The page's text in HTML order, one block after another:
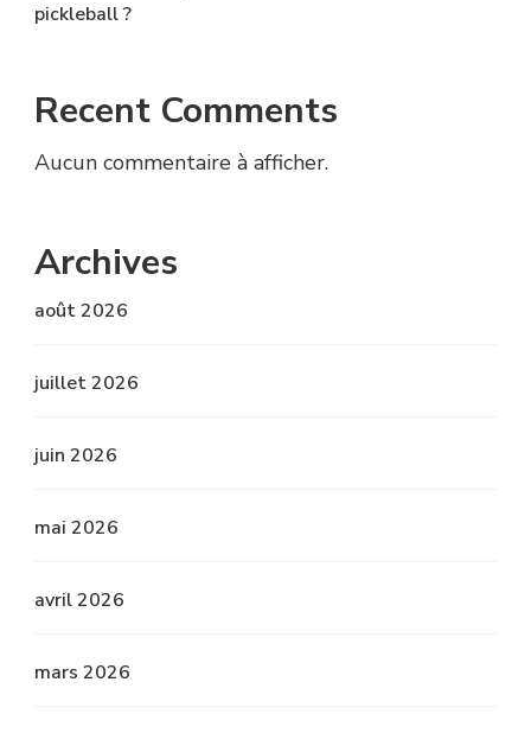
pickleball ?
Recent Comments
Aucun commentaire à afficher.
Archives
août 2026
juillet 2026
juin 2026
mai 2026
avril 2026
mars 2026